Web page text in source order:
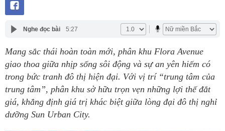
Nghe đọc bài 5:27
Mang sắc thái hoàn toàn mới, phân khu Flora Avenue
giao thoa giữa nhịp sống sôi động và sự an yên hiếm có
trong bức tranh đô thị hiện đại. Với vị trí “trung tâm của
trung tâm”, phân khu sở hữu trọn vẹn những lợi thế đắt
giá, khẳng định giá trị khác biệt giữa lòng đại đô thị nghỉ
dưỡng Sun Urban City.